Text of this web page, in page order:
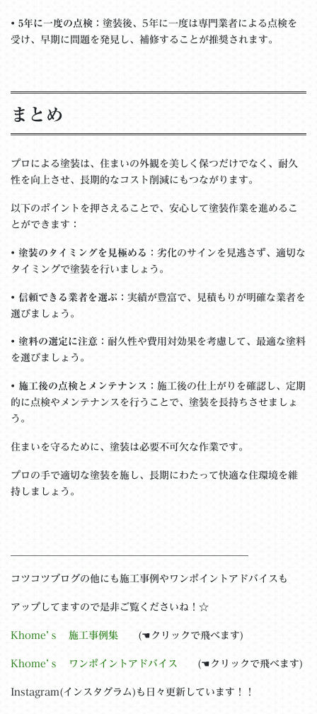
• 5年に一度の点検 ：塗装後、5年に一度は専門業者による点検を
受け、早期に問題を発見し、補修することが推奨されます。
まとめ
プロによる塗装は、住まいの外観を美しく保つだけでなく、耐久
性を向上させ、長期的なコスト削減にもつながります。
以下のポイントを押さえることで、安心して塗装作業を進めるこ
とができます：
• 塗装のタイミングを見極める ：劣化のサインを見逃さず、適切な
タイミングで塗装を行いましょう。
• 信頼できる業者を選ぶ ：実績が豊富で、見積もりが明確な業者を
選びましょう。
• 塗料の選定に注意 ：耐久性や費用対効果を考慮して、最適な塗料
を選びましょう。
• 施工後の点検とメンテナンス ：施工後の仕上がりを確認し、定期
的に点検やメンテナンスを行うことで、塗装を長持ちさせましょ
う。
住まいを守るために、塗装は必要不可欠な作業です。
プロの手で適切な塗装を施し、長期にわたって快適な住環境を維
持しましょう。
コツコツブログの他にも施工事例やワンポイントアドバイスも
アップしてますので是非ご覧くださいね！☆
Khome’ｓ 施工事例集 (☚クリックで飛べます)
Khome’ｓ ワンポイントアドバイス (☚クリックで飛べます)
Instagram(インスタグラム)も日々更新しています！！